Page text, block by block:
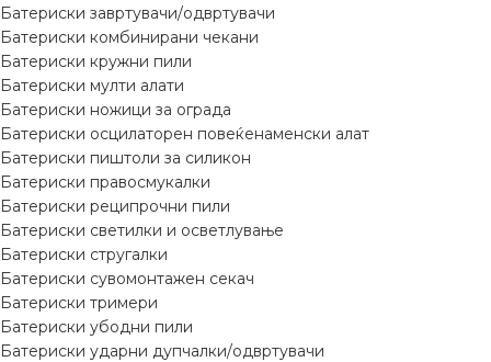
Батериски завртувачи/одвртувачи
Батериски комбинирани чекани
Батериски кружни пили
Батериски мулти алати
Батериски ножици за ограда
Батериски осцилаторен повеќенаменски алат
Батериски пиштоли за силикон
Батериски правосмукалки
Батериски реципрочни пили
Батериски светилки и осветлување
Батериски стругалки
Батериски сувомонтажен секач
Батериски тримери
Батериски убодни пили
Батериски ударни дупчалки/одвртувачи